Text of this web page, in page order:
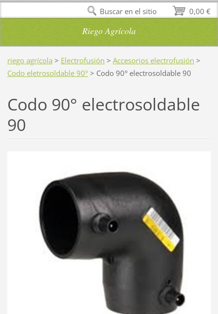
Riego Agrícola
riego agrícola > Electrofusión > Accesorios electrofusión >
Codo eletrosoldable 90º > Codo 90° electrosoldable 90
Codo 90° electrosoldable
90
0,00 €
Buscar en el sitio